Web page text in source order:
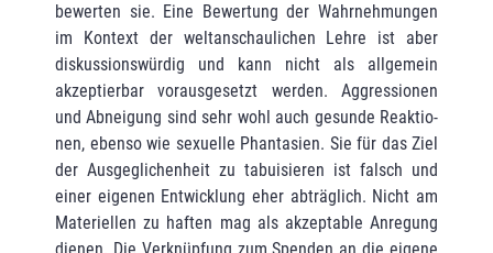
bewerten sie. Eine Bewertung der Wahrnehmungen
im Kontext der weltan­schaulichen Lehre ist aber
diskussionswürdig und kann nicht als allgemein
akzep­tierbar vorausgesetzt werden. Aggressionen
und Abneigung sind sehr wohl auch gesunde Reaktio­
nen, ebenso wie sexuelle Phantasien. Sie für das Ziel
der Ausgeglichenheit zu tabu­isieren ist falsch und
einer eigenen Entwicklung eher abträglich. Nicht am
Materiellen zu haften mag als akzeptable Anregung